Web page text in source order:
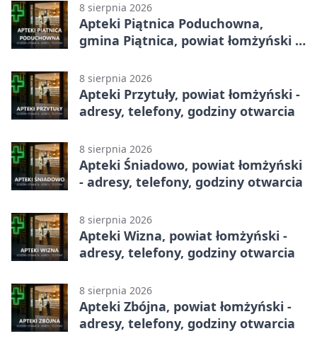
8 sierpnia 2026
Apteki Piątnica Poduchowna,
gmina Piątnica, powiat łomżyński -
8 sierpnia 2026
Apteki Przytuły, powiat łomżyński -
adresy, telefony, godziny otwarcia
8 sierpnia 2026
Apteki Śniadowo, powiat łomżyński
- adresy, telefony, godziny otwarcia
8 sierpnia 2026
Apteki Wizna, powiat łomżyński -
adresy, telefony, godziny otwarcia
8 sierpnia 2026
Apteki Zbójna, powiat łomżyński -
adresy, telefony, godziny otwarcia